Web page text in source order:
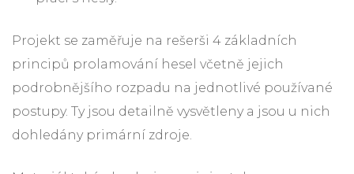
Projekt se zaměřuje na rešerši 4 základních
principů prolamování hesel včetně jejich
podrobnějšího rozpadu na jednotlivé používané
postupy. Ty jsou detailně vysvětleny a jsou u nich
dohledány primární zdroje.